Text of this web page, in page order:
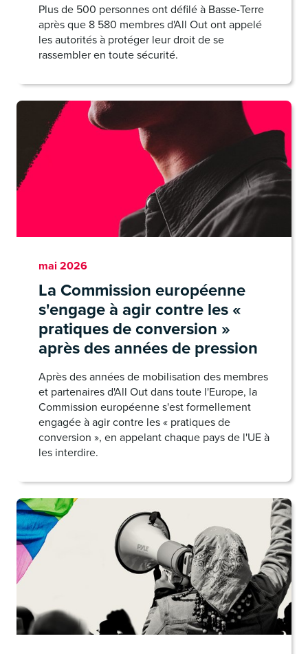
Plus de 500 personnes ont défilé à Basse-Terre
après que 8 580 membres d'All Out ont appelé
les autorités à protéger leur droit de se
rassembler en toute sécurité.
mai 2026
La Commission européenne
s'engage à agir contre les «
pratiques de conversion »
après des années de pression
Après des années de mobilisation des membres
et partenaires d'All Out dans toute l'Europe, la
Commission européenne s'est formellement
engagée à agir contre les « pratiques de
conversion », en appelant chaque pays de l'UE à
les interdire.